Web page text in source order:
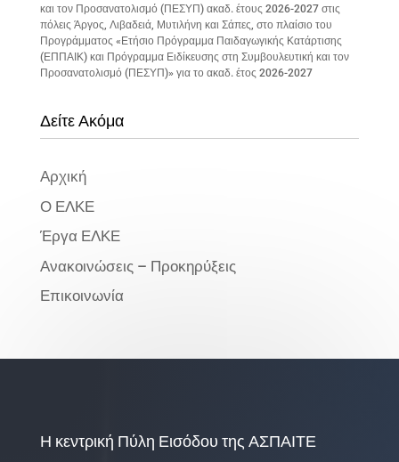
και τον Προσανατολισμό (ΠΕΣΥΠ) ακαδ. έτους 2026-2027 στις
πόλεις Άργος, Λιβαδειά, Μυτιλήνη και Σάπες, στο πλαίσιο του
Προγράμματος «Ετήσιο Πρόγραμμα Παιδαγωγικής Κατάρτισης
(ΕΠΠΑΙΚ) και Πρόγραμμα Ειδίκευσης στη Συμβουλευτική και τον
Προσανατολισμό (ΠΕΣΥΠ)» για το ακαδ. έτος 2026-2027
Δείτε Ακόμα
Αρχική
Ο ΕΛΚΕ
Έργα ΕΛΚΕ
Ανακοινώσεις – Προκηρύξεις
Επικοινωνία
Η κεντρική Πύλη Εισόδου της ΑΣΠΑΙΤΕ